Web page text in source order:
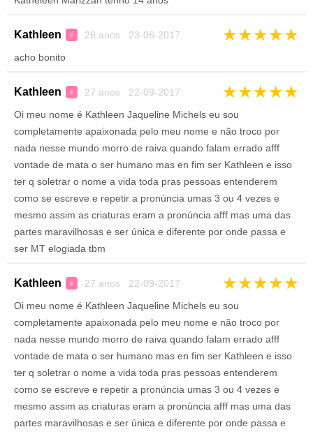
Kathleen ♀ 26 anos 23-06-2017 ★★★★★
acho bonito
Kathleen ♀ 27 anos 22-09-2017 ★★★★★
Oi meu nome é Kathleen Jaqueline Michels eu sou
completamente apaixonada pelo meu nome e não troco por
nada nesse mundo morro de raiva quando falam errado afff
vontade de mata o ser humano mas en fim ser Kathleen e isso
ter q soletrar o nome a vida toda pras pessoas entenderem
como se escreve e repetir a pronúncia umas 3 ou 4 vezes e
mesmo assim as criaturas eram a pronúncia afff mas uma das
partes maravilhosas e ser única e diferente por onde passa e
ser MT elogiada tbm
Kathleen ♀ 27 anos 22-09-2017 ★★★★★
Oi meu nome é Kathleen Jaqueline Michels eu sou
completamente apaixonada pelo meu nome e não troco por
nada nesse mundo morro de raiva quando falam errado afff
vontade de mata o ser humano mas en fim ser Kathleen e isso
ter q soletrar o nome a vida toda pras pessoas entenderem
como se escreve e repetir a pronúncia umas 3 ou 4 vezes e
mesmo assim as criaturas eram a pronúncia afff mas uma das
partes maravilhosas e ser única e diferente por onde passa e